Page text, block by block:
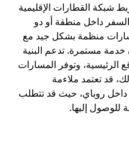
شبكة القطارات الإقليمية
السفر داخل منطقة أو دو
منظمة بشكل جيد مع
مستمرة. تدعم البنية
الرئيسية، وتوفر المسارات
قد تعتمد ملاءمة
داخل روباي، حيث قد تتطلب
للوصول إليها.